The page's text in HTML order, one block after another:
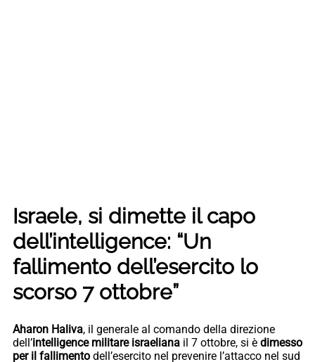
Israele, si dimette il capo
dell’intelligence: “Un
fallimento dell’esercito lo
scorso 7 ottobre”
Aharon Haliva, il generale al comando della direzione
dell’intelligence militare israeliana il 7 ottobre, si è dimesso
per il fallimento dell’esercito nel prevenire l’attacco nel sud